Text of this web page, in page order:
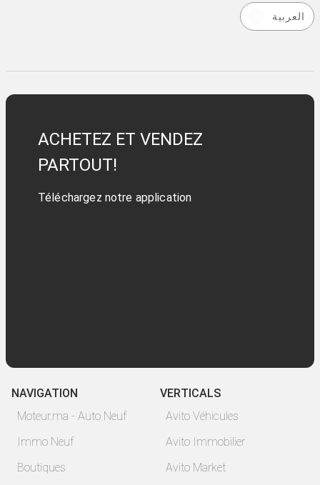
العربية
ACHETEZ ET VENDEZ
PARTOUT!
Téléchargez notre application
NAVIGATION
Moteur.ma - Auto Neuf
Immo Neuf
Boutiques
VERTICALS
Avito Véhicules
Avito Immobilier
Avito Market